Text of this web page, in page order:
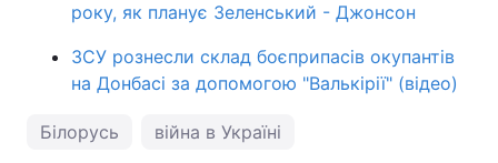
року, як планує Зеленський - Джонсон
ЗСУ рознесли склад боєприпасів окупантів
на Донбасі за допомогою "Валькірії" (відео)
Білорусь війна в Україні